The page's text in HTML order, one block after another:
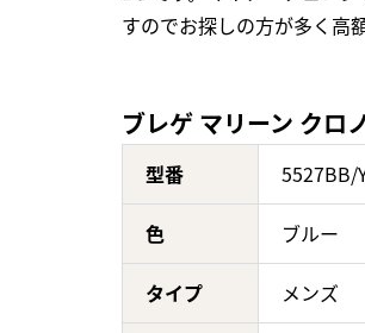
すのでお探しの方が多く高
ブレゲ マリーン ク
型番 5527BB/
色 ブルー
タイプ メンズ